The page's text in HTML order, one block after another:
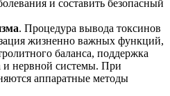
и составить безопасный
. Процедура вывода токсинов
жизненно важных функций,
баланса, поддержка
и нервной системы. При
аппаратные методы